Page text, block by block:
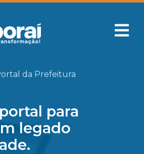
da Prefeitura
para
legado